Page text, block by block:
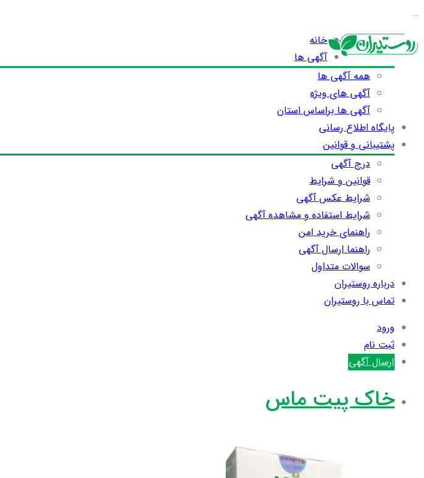
…
خانه
آگهی ها
همه آگهی ها
آگهی های ویژه
آگهی ها براساس استان
پایگاه اطلاع رسانی
پشتیبانی و قوانین
درج آگهی
قوانین و شرایط
شرایط عکس آگهی
شرایط استفاده و مشاهده آگهی
راهنمای خرید امن
راهنما ارسال آگهی
سوالات متداول
درباره روستیران
تماس با روستیران
ورود
ثبت نام
ارسال آگهی
خاک پیت ماس